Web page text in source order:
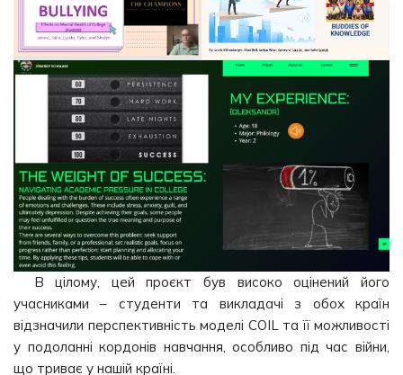
В цілому, цей проєкт був високо оцінений його
учасниками – студенти та викладачі з обох країн
відзначили перспективність моделі COIL та її можливості
у подоланні кордонів навчання, особливо під час війни,
що триває у нашій країні.